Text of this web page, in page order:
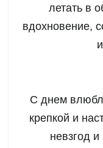
летать в
вдохновение,
С днем
крепкой и
невзгод